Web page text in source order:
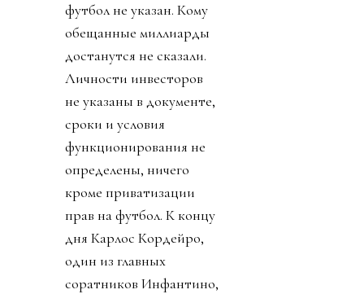
футбол не указан. Кому
обещанные миллиарды
достанутся не сказали.
Личности инвесторов
не указаны в документе,
сроки и условия
функционирования не
определены, ничего
кроме приватизации
прав на футбол. К концу
дня Карлос Кордейро,
один из главных
соратников Инфантино,